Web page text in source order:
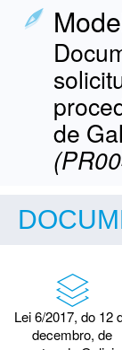
de
Lei 6/2017, do 12
decembro, de